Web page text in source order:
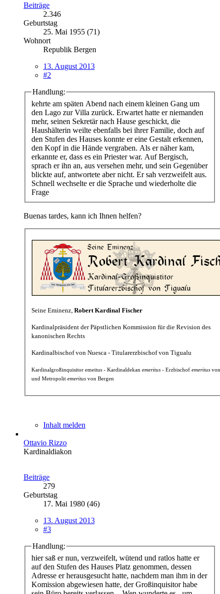
Beiträge
2.346
Geburtstag
25. Mai 1955 (71)
Wohnort
Republik Bergen
13. August 2013
#2
Handlung:
kehrte am späten Abend nach einem kleinen Gang um
den Lago zur Villa zurück. Erwartet hatte er niemanden
mehr, seinen Sekretär nach Hause geschickt, die
Haushälterin weilte ebenfalls bei ihrer Familie, doch auf
den Stufen des Hauses konnte er eine Gestalt erkennen,
den Kopf in die Hände vergraben. Als er näher kam,
erkannte er, dass es ein Priester war. Auf Bergisch,
sprach er ihn an, aus versehen mehr, und sein Gegenüber
blickte auf, antwortete aber nicht. Er sah verzweifelt aus.
Schnell wechselte er die Sprache und wiederholte die
Frage
Buenas tardes, kann ich Ihnen helfen?
Seine Eminenz, Robert Kardinal Fischer
Kardinalpräsident der Päpstlichen Kommission für die Revision des
kanonischen Rechts
Kardinalbischof von Nuesca - Titularerzbischof von Tigualu
Kardinalgroßinquisitor emeitus - Kardinaldekan emeritus - Erzbischof emeritus
und Metropolit emeritus von Bergen
Inhalt melden
Ottavio Rizzo
Kardinaldiakon
Beiträge
279
Geburtstag
17. Mai 1980 (46)
13. August 2013
#3
Handlung:
hier saß er nun, verzweifelt, wütend und ratlos hatte er
auf den Stufen des Hauses Platz genommen, dessen
Adresse er herausgesucht hatte, nachdem man ihm in der
Komission abgewiesen hatte, der Großinquisitor habe